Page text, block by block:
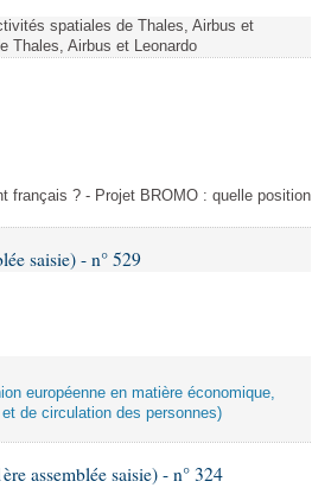
spatiales de Thales, Airbus et
Thales, Airbus et Leonardo
français ? - Projet BROMO : quelle position
saisie) - n° 529
européenne en matière économique,
de circulation des personnes)
assemblée saisie) - n° 324